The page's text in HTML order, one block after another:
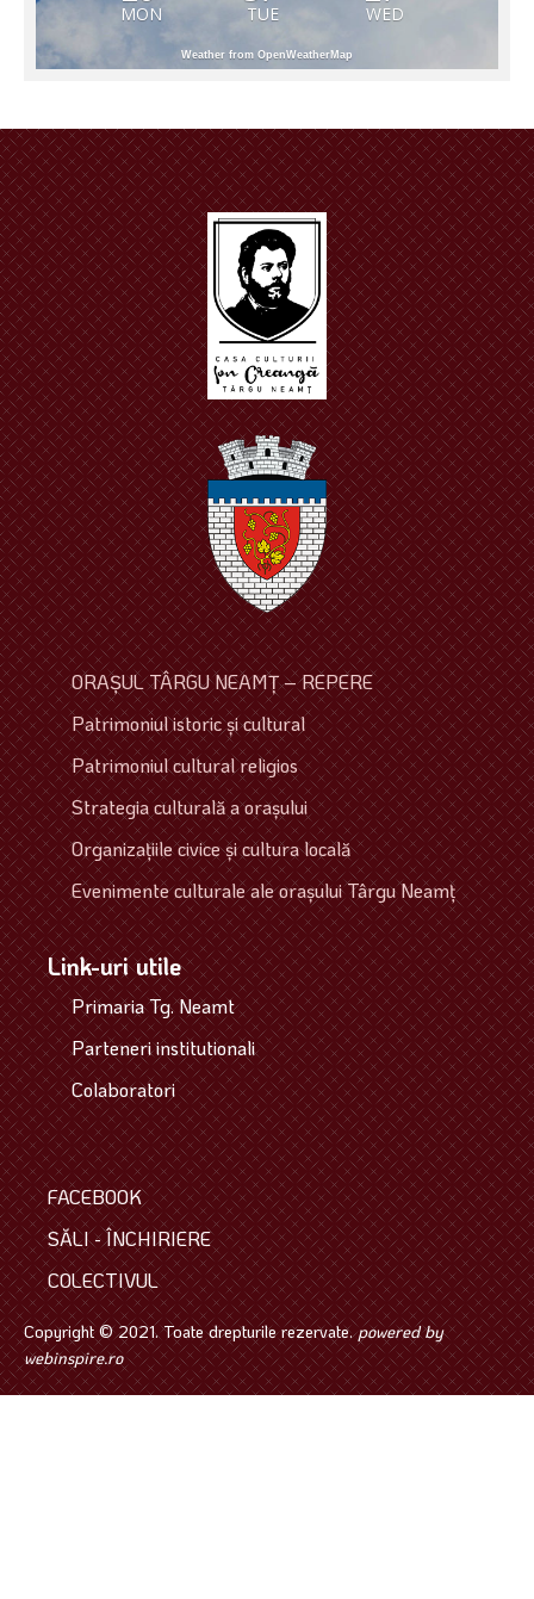
MON TUE WED
Weather from OpenWeatherMap
ORAŞUL TÂRGU NEAMŢ – REPERE
Patrimoniul istoric şi cultural
Patrimoniul cultural religios
Strategia culturală a oraşului
Organizaţiile civice şi cultura locală
Evenimente culturale ale oraşului Târgu Neamţ
Link-uri utile
Primaria Tg. Neamt
Parteneri institutionali
Colaboratori
FACEBOOK
SĂLI - ÎNCHIRIERE
COLECTIVUL
Copyright © 2021. Toate drepturile rezervate.powered by
webinspire.ro